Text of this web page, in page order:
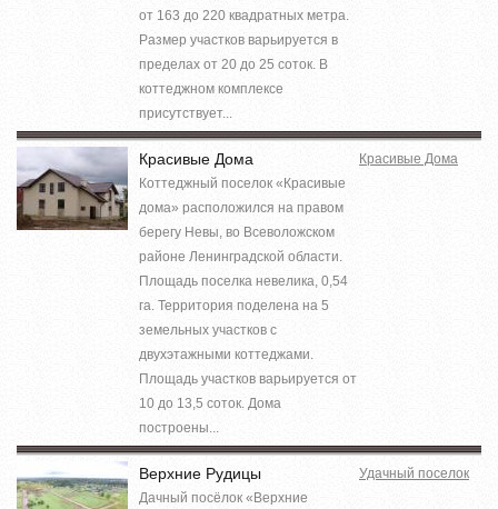
от 163 до 220 квадратных метра.
Размер участков варьируется в
пределах от 20 до 25 соток. В
коттеджном комплексе
присутствует...
Красивые Дома
Коттеджный поселок «Красивые
дома» расположился на правом
берегу Невы, во Всеволожском
районе Ленинградской области.
Площадь поселка невелика, 0,54
га. Территория поделена на 5
земельных участков с
двухэтажными коттеджами.
Площадь участков варьируется от
10 до 13,5 соток. Дома
построены...
Красивые Дома
Верхние Рудицы
Дачный посёлок «Верхние
Удачный поселок